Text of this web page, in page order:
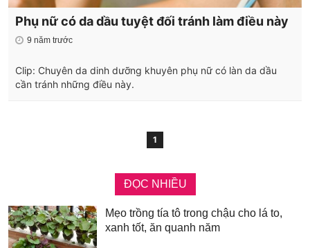
Phụ nữ có da dầu tuyệt đối tránh làm điều này
9 năm trước
Clip: Chuyên da dinh dưỡng khuyên phụ nữ có làn da dầu
cần tránh những điều này.
1
ĐỌC NHIỀU
Mẹo trồng tía tô trong chậu cho lá to,
xanh tốt, ăn quanh năm